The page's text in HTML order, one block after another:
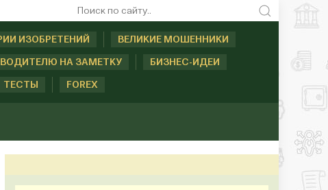
ИЗОБРЕТЕНИЙ ВЕЛИКИЕ МОШЕННИКИ
НА ЗАМЕТКУ БИЗНЕС-ИДЕИ
ТЕСТЫ FOREX